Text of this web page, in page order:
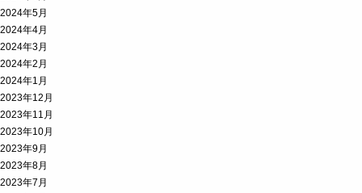
2024年5月
2024年4月
2024年3月
2024年2月
2024年1月
2023年12月
2023年11月
2023年10月
2023年9月
2023年8月
2023年7月